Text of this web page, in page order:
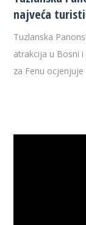
najveća
Tuzlanska
atrakcija u Bosni
za Fenu ocjenjuje